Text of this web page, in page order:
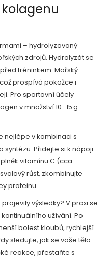
– hydrolyzovaný
zdrojů. Hydrolyzát se
tréninkem. Mořský
prospívá pokožce i
Pro sportovní účely
v množství 10–15 g
nejlépe v kombinaci s
Přidejte si k nápoji
vitamínu C (cca
růst, zkombinujte
proteinu.
výsledky? V praxi se
užívání. Po
bolest kloubů, rychlejší
sledujte, jak se vaše tělo
reakce, přestaňte s